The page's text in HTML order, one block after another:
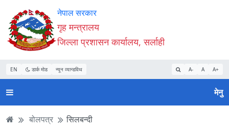
Accessibility
Mode
सुरु
गर्नुहोस्
सामाग्री
पढ्नुहाेस्
नेभिगेसन
पढ्नुहाेस्
वेबसाइट
खोजमा
जानुहोस्
नेपाल सरकार
गृह मन्त्रालय
जिल्ला प्रशासन कार्यालय, सर्लाही
EN डार्क मोड न्यून व्यान्डविथ A- A A+
मेनु
बोलपत्र सिलबन्दी